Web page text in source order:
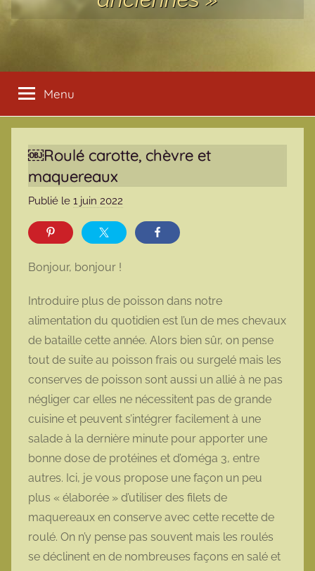
Menu
￼Roulé carotte, chèvre et
maquereaux
Publié le 1 juin 2022
r
m
o
t
t
e
Bonjour, bonjour !
Introduire plus de poisson dans notre
alimentation du quotidien est l’un de mes chevaux
de bataille cette année. Alors bien sûr, on pense
tout de suite au poisson frais ou surgelé mais les
conserves de poisson sont aussi un allié à ne pas
négliger car elles ne nécessitent pas de grande
cuisine et peuvent s’intégrer facilement à une
salade à la dernière minute pour apporter une
bonne dose de protéines et d’oméga 3, entre
autres. Ici, je vous propose une façon un peu
plus « élaborée » d’utiliser des filets de
maquereaux en conserve avec cette recette de
roulé. On n’y pense pas souvent mais les roulés
se déclinent en de nombreuses façons en salé et